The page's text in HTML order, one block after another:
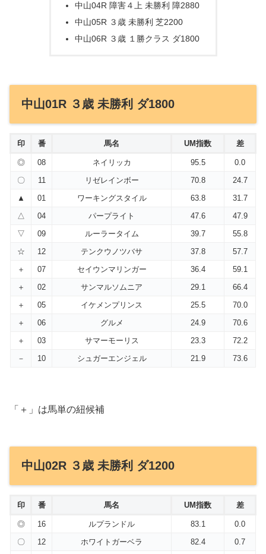
中山04R 障害４上 未勝利 障2880
中山05R ３歳 未勝利 芝2200
中山06R ３歳 １勝クラス ダ1800
中山01R ３歳 未勝利 ダ1800
印 番 馬名 UM指数 差
◎ 08 ネイリッカ 95.5
0.0
〇
11 リゼレインボー 70.8
24.7
▲
01 ワーキングスタイル 63.8
31.7
△
04 パープライト 47.6
47.9
▽
09 ルーラータイム 39.7
55.8
☆
12 テンクウノツバサ 37.8
57.7
＋
07 セイウンマリンガー 36.4
59.1
＋
02 サンマルソムニア 29.1
66.4
＋
05 イケメンプリンス 25.5
70.0
＋
06 グルメ 24.9
70.6
＋
03 サマーモーリス 23.3
72.2
－
10 シュガーエンジェル 21.9 73.6
「＋」は馬単の紐候補
中山02R ３歳 未勝利 ダ1200
印 番 馬名 UM指数 差
◎ 16 ルプランドル 83.1
0.0
〇
12 ホワイトガーベラ 82.4
0.7